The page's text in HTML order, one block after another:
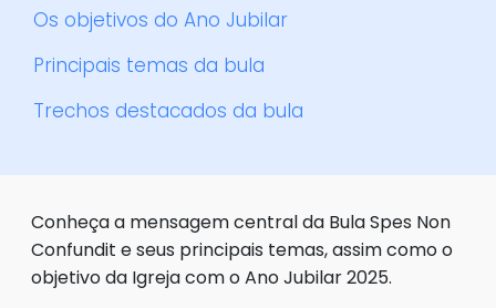
Os objetivos do Ano Jubilar
Principais temas da bula
Trechos destacados da bula
Conheça a mensagem central da Bula Spes Non
Confundit e seus principais temas, assim como o
objetivo da Igreja com o Ano Jubilar 2025.